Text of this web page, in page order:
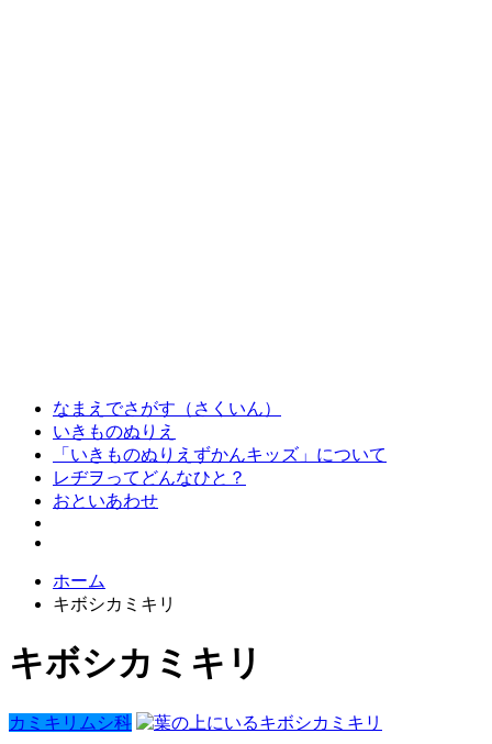
なまえでさがす（さくいん）
いきものぬりえ
「いきものぬりえずかんキッズ」について
レヂヲってどんなひと？
おといあわせ
ホーム
キボシカミキリ
キボシカミキリ
カミキリムシ科